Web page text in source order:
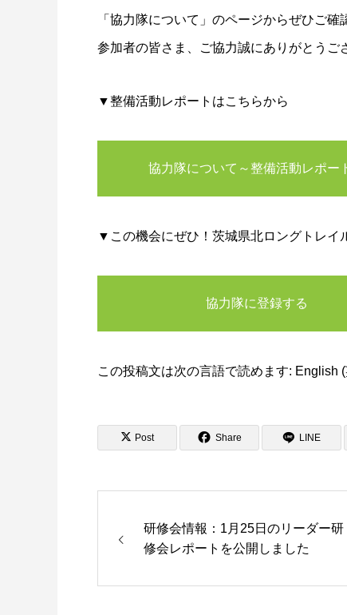
「協力隊について」のページからぜひご確
参加者の皆さま、ご協力誠にありがとうご
▼整備活動レポートはこちらから
協力隊について～整備活動レポー
▼この機会にぜひ！茨城県北ロングトレイ
協力隊に登録する
この投稿文は次の言語で読めます: English (
Post Share LINE
研修会情報：1月25日のリーダー研
修会レポートを公開しました